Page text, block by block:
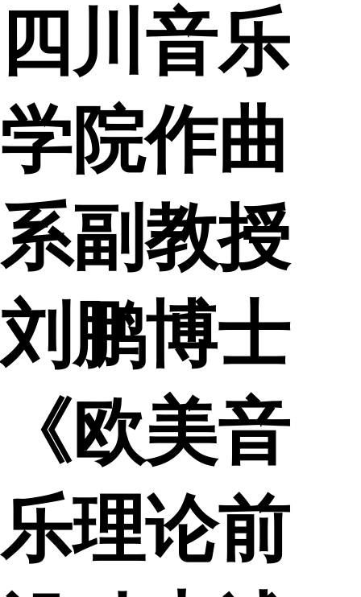
四川音乐
学院作曲
系副教授
刘鹏博士
《欧美音
乐理论前